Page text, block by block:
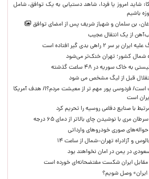
شاید امروز یا فردا، شاهد دستیابی به یک توافق، شامل
بن ‌سلمان و شهباز شریف پس از امضای توافق
۲ راهی بدی گیر افتاده است
شمال کشور؛ تهران خنک‌تر می‌شود
قبل از لیگ مشخص می شود
فردوسی پور مهم تر از معیشت مردم؟!/ هدف آمریکا
است
مری با نوشیدن چای بالاتر از دمای ۶۵ درجه
صوری خودروهای وارداتی
و آزادراه تهران–شمال از ساعت ۱۴
سعودی در یمن در امان نخواهند بود
ایران شکست مفتضحانه‌ای خورده است
وصل شویم؟